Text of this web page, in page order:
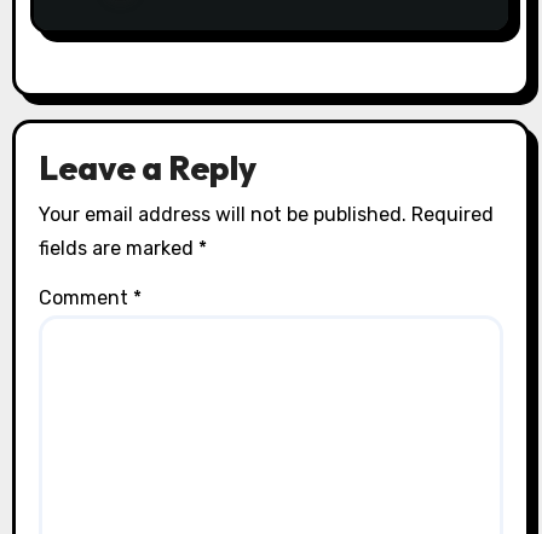
Leave a Reply
Your email address will not be published. Required
fields are marked *
Comment *